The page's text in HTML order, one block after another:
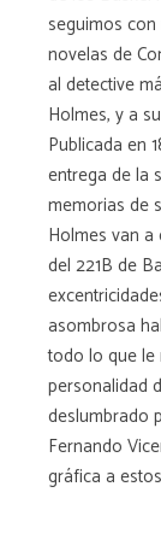
seguimos
novelas de
al detective
Holmes, y a
Publicada en
entrega de la
memorias de
Holmes van
del 221B de
asombrosa
todo lo que le
personalidad
deslumbrado
Fernando
gráfica a